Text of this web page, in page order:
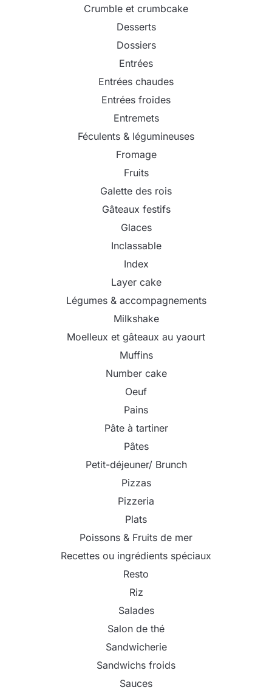
Crumble et crumbcake
Desserts
Dossiers
Entrées
Entrées chaudes
Entrées froides
Entremets
Féculents & légumineuses
Fromage
Fruits
Galette des rois
Gâteaux festifs
Glaces
Inclassable
Index
Layer cake
Légumes & accompagnements
Milkshake
Moelleux et gâteaux au yaourt
Muffins
Number cake
Oeuf
Pains
Pâte à tartiner
Pâtes
Petit-déjeuner/ Brunch
Pizzas
Pizzeria
Plats
Poissons & Fruits de mer
Recettes ou ingrédients spéciaux
Resto
Riz
Salades
Salon de thé
Sandwicherie
Sandwichs froids
Sauces